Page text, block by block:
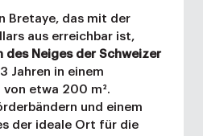
Bretaye, das mit der
aus erreichbar ist,
des Neiges der Schweizer
Jahren in einem
etwa 200 m².
und einem
der ideale Ort für die